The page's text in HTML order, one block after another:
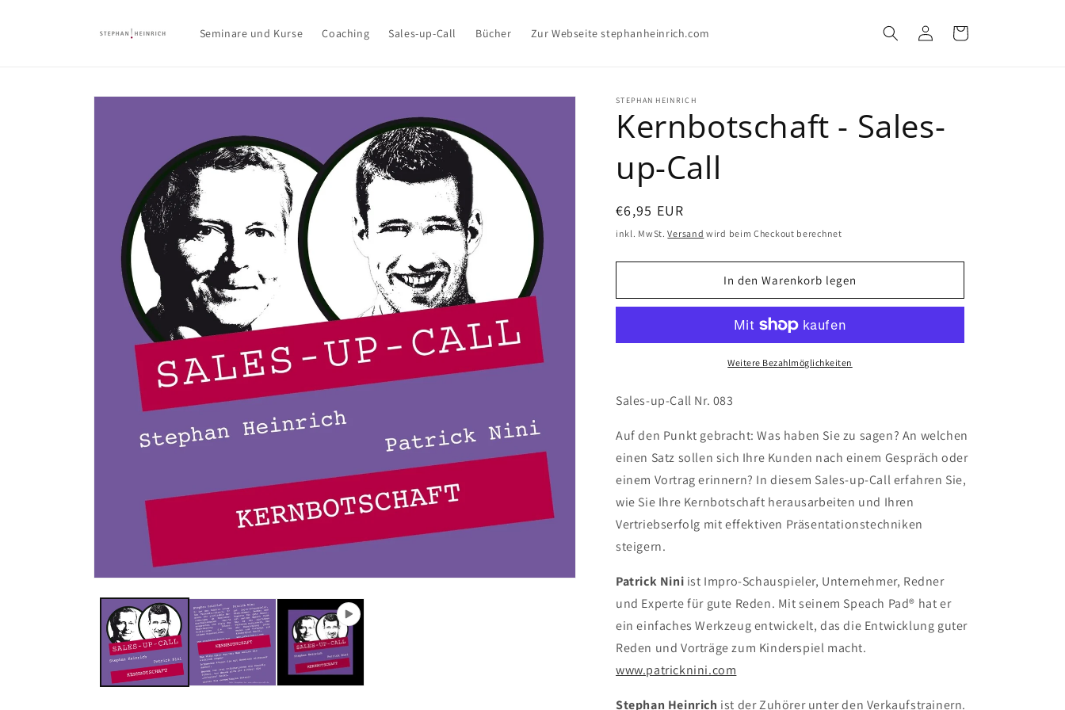
Seminare und Kurse Coaching Sales-up-Call Bücher Zur Webseite stephanheinrich.com EinloggenWarenkorb
Zu
STEPHAN HEINRICH
Kernbotschaft - Sales-
up-Call
Normaler
Preis
€6,95 EUR
inkl. MwSt.Versand wird beim Checkout berechnet
In den Warenkorb legen
Weitere Bezahlmöglichkeiten
Sales-up-Call Nr. 083
Auf den Punkt gebracht: Was haben Sie zu sagen? An welchen
einen Satz sollen sich Ihre Kunden nach einem Gespräch oder
einem Vortrag erinnern? In diesem Sales-up-Call erfahren Sie,
wie Sie Ihre Kernbotschaft herausarbeiten und Ihren
Vertriebserfolg mit effektiven Präsentationstechniken
steigern.
Patrick Nini ist Impro-Schauspieler, Unternehmer, Redner
und Experte für gute Reden. Mit seinem Speach Pad® hat er
ein einfaches Werkzeug entwickelt, das die Entwicklung guter
Reden und Vorträge zum Kinderspiel macht.
www.patricknini.com
Stephan Heinrich ist der Zuhörer unter den Verkaufstrainern.